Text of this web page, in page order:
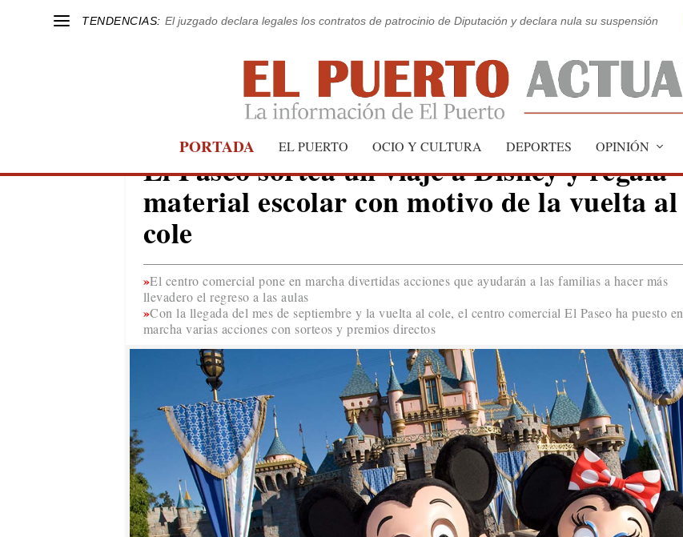
TENDENCIAS: El juzgado declara legales los contratos de patrocinio de Diputación y declara nula su suspensión
PORTADA EL PUERTO OCIO Y CULTURA DEPORTES OPINIÓN
EL PUERTO
El Paseo sortea un viaje a Disney y regala
material escolar con motivo de la vuelta al
cole
El centro comercial pone en marcha divertidas acciones que ayudarán a las familias a hacer más
llevadero el regreso a las aulas
Con la llegada del mes de septiembre y la vuelta al cole, el centro comercial El Paseo ha puesto en
marcha varias acciones con sorteos y premios directos